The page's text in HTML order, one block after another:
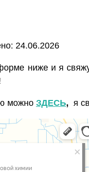
24.06.2026
ниже и я
можно ЗДЕСЬ, я